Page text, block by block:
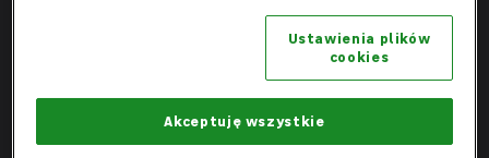
Fachowcy
Fundacja Leroy Merlin
Biuro prasowe
Ochrona danych osobowych
Ustawienia plików
cookies
Akceptuję wszystkie